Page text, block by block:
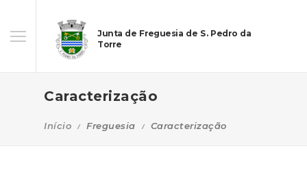
Junta de Freguesia de S. Pedro da
Torre
Caracterização
Início Freguesia Caracterização